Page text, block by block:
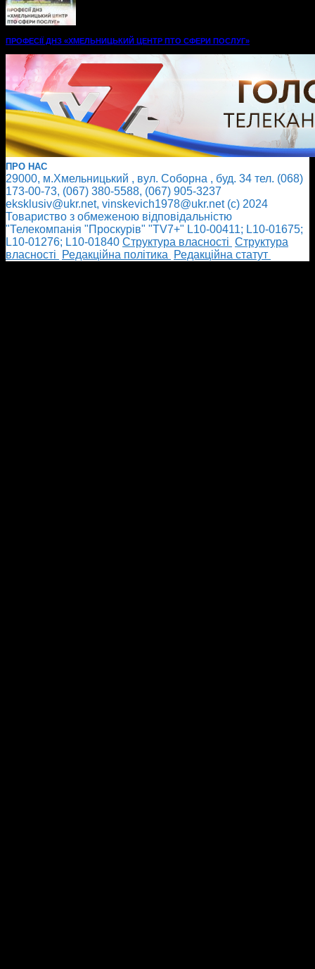
ПРОФЕСІЇ ДНЗ «ХМЕЛЬНИЦЬКИЙ ЦЕНТР ПТО СФЕРИ ПОСЛУГ»
ПРО НАС
29000, м.Хмельницький , вул. Соборна , буд. 34 тел. (068)
173-00-73, (067) 380-5588, (067) 905-3237
eksklusiv@ukr.net, vinskevich1978@ukr.net (с) 2024
Товариство з обмеженою відповідальністю
"Телекомпанія "Проскурів" "TV7+" L10-00411; L10-01675;
L10-01276; L10-01840 Cтруктура власності Cтруктура
власності
Редакційна політика Редакційна статут